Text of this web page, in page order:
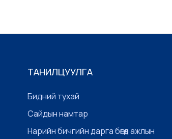
ТАНИЛЦУУЛГА
Бидний тухай
Сайдын намтар
Нарийн бичгийн дарга бөгөөд ажлын